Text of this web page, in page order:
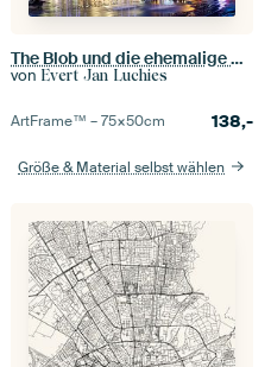
The Blob und die ehemalige Phillips Hauptsitz im Zentrum von Eindhoven, Niederlande
von Evert Jan Luchies
ArtFrame™ –75×50cm 138,-
Größe & Material selbst wählen